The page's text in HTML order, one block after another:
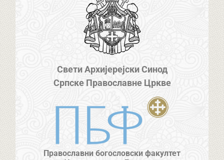
Свети Архијерејски Синод
Српске Православне Цркве
Православни богословски факултет